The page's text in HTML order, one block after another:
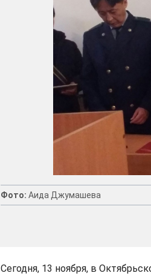
Фото: Аида Джумашева
Сегодня, 13 ноября, в